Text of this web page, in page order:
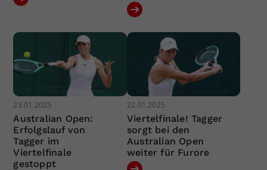
23.01.2025
Australian Open:
Erfolgslauf von
Tagger im
Viertelfinale
gestoppt
22.01.2025
Viertelfinale! Tagger
sorgt bei den
Australian Open
weiter für Furore